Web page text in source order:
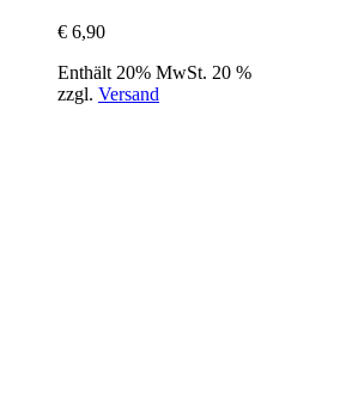
€ 6,90
Enthält 20% MwSt. 20 %
zzgl. Versand